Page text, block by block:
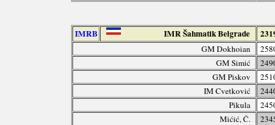
IMRB IMR Šahmatik Belgrade
GM Dokhoian
GM Simić
GM Piskov
IM Cvetković
Pikula
Mićić, Č.